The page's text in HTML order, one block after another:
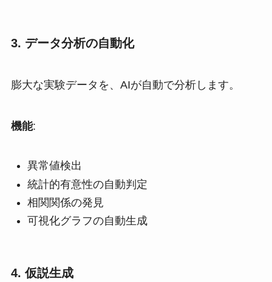
3. データ分析の自動化
膨大な実験データを、AIが自動で分析します。
機能:
異常値検出
統計的有意性の自動判定
相関関係の発見
可視化グラフの自動生成
4. 仮説生成